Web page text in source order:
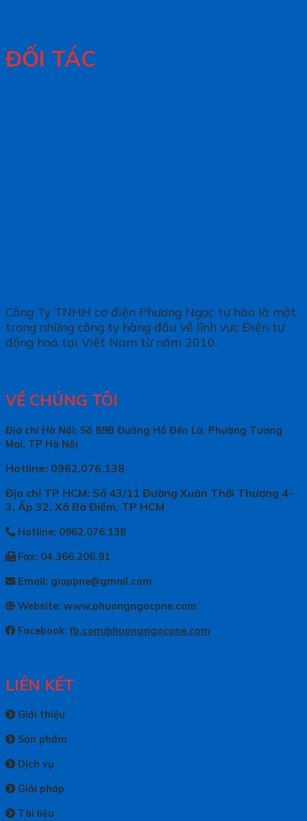
ĐỐI TÁC
Công Ty TNHH cơ điện Phương Ngọc tự hào là một
trong những công ty hàng đầu về lĩnh vực Điện tự
động hoá tại Việt Nam từ năm 2010.
VỀ CHÚNG TÔI
Địa chỉ Hà Nội: Số 89B Đường Hồ Đền Lừ, Phường Tương
Mai, TP Hà Nội
Hotline: 0962.076.138
Địa chỉ TP HCM: Số 43/11 Đường Xuân Thới Thượng 4-
3, Ấp 32, Xã Bà Điểm, TP HCM
Hotline: 0962.076.138
Fax: 04.366.206.91
Email: giappne@gmail.com
Website: www.phuongngocpne.com
Facebook:fb.com/phuongngocpne.com
LIÊN KẾT
Giới thiệu
Sản phẩm
Dịch vụ
Giải pháp
Tài liệu